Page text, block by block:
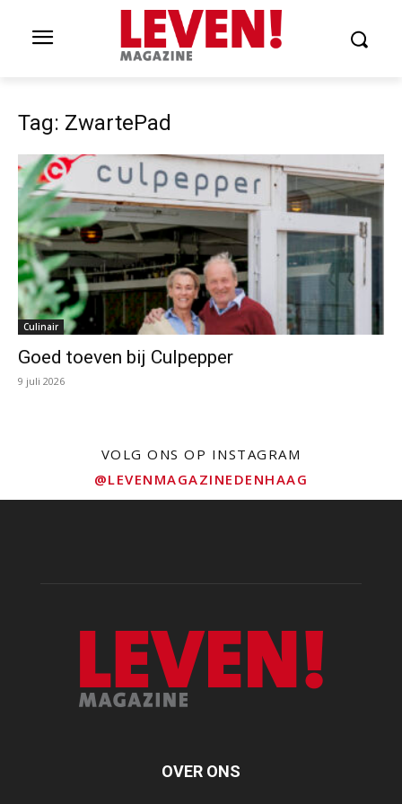
Tag: ZwartePad
Culinair
Goed toeven bij Culpepper
9 juli 2026
VOLG ONS OP INSTAGRAM
@LEVENMAGAZINEDENHAAG
OVER ONS